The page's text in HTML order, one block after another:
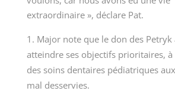
extraordinaire », déclare Pat.
Major note que le don des Petryk
atteindre ses objectifs prioritaires,
des soins dentaires pédiatriques
mal desservies.